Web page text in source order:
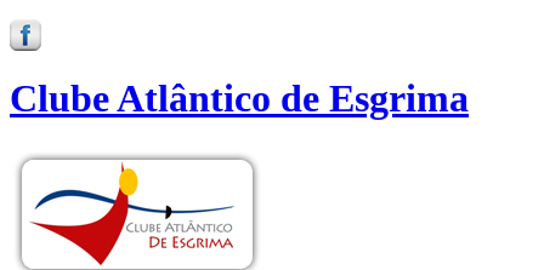
Clube Atlântico de Esgrima